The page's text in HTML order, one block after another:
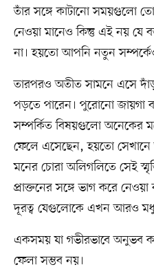
তাঁর সঙ্গে কাটানো সময়গুলো
নেওয়া মানেও কিন্তু এই নয় যে
না। হয়তো আপনি নতুন সম্পর্কেও
তারপরও অতীত সামনে এসে
পড়তে পারেন। পুরোনো জায়গা
সম্পর্কিত বিষয়গুলো অনেকের
ফেলে এসেছেন, হয়তো
মনের চোরা অলিগলিতে সেই
প্রাক্তনের সঙ্গে ভাগ করে
দূরত্ব যেগুলোকে এখন আরও
একসময় যা গভীরভাবে অনুভব
ফেলা সম্ভব নয়।